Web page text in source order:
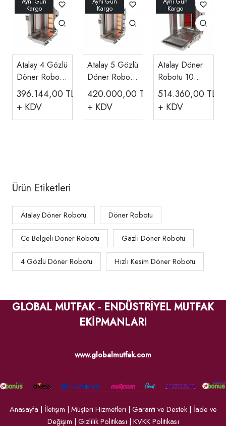
Atalay 4 Gözlü
Döner Robotu
Compact Gazlı
Hızlı Kesim
ADR-C1-4G
396.144,00 TL
+ KDV
Atalay 5 Gözlü
Döner Robotu
Compact Gazlı
Hızlı Kesim
ADR-C1-5G
420.000,00 TL
+ KDV
Atalay Döner
Robotu 10
Gözlü
Elektrikli, ADR-
10E
514.360,00 TL
+ KDV
Ürün Etiketleri
Atalay Döner Robotu Döner Robotu
Ce Belgeli Döner Robotu Gazlı Döner Robotu
4 Gözlü Döner Robotu Hızlı Kesim Döner Robotu
GLOBAL MUTFAK - ENDÜSTRİYEL MUTFAK
EKİPMANLARI
www.globalmutfak.com
Anasayfa | İletişim | Müşteri Hizmetleri | Garanti ve Destek| İade ve
Değişim | Gizlilik Politikası | KVKK Politikası